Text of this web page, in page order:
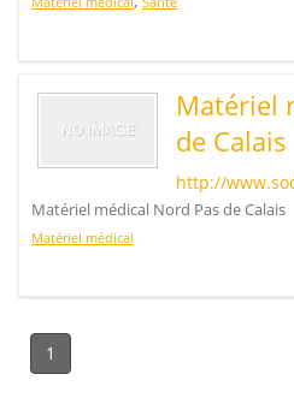
Matériel
de Calais
http://
Matériel médical Nord Pas de Calais
Matériel médical
1